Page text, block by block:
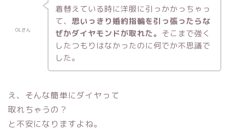
OLさん
着替えている時に洋服に引っかかっちゃっ
て、 思いっきり婚約指輪を引っ張ったらな
ぜかダイヤモンドが取れた。 そこまで強く
したつもりはなかったのに何でか不思議で
した。
え、そんな簡単にダイヤって
取れちゃうの？
と不安になりますよね。